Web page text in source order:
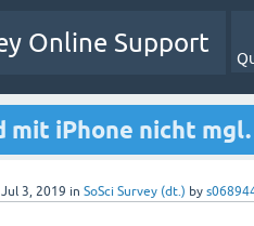
Online Support
mit iPhone nicht mgl.
Jul 3, 2019 in SoSci Survey (dt.) by